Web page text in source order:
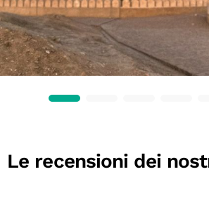
Le recensioni dei